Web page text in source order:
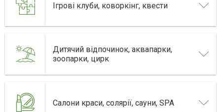
Ігрові клуби, коворкінг, квести
Дитячий відпочинок, аквапарки,
зоопарки, цирк
Салони краси, солярії, сауни, SPA